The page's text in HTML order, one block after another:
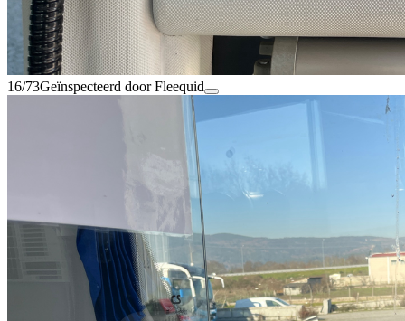
16/73Geïnspecteerd door Fleequid